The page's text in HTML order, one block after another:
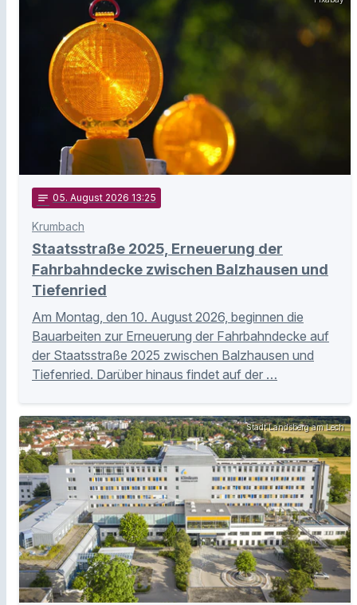
notes 05. August 2026 13:25
Krumbach
Staatsstraße 2025, Erneuerung der
Fahrbahndecke zwischen Balzhausen und
Tiefenried
Am Montag, den 10. August 2026, beginnen die
Bauarbeiten zur Erneuerung der Fahrbahndecke auf
der Staatsstraße 2025 zwischen Balzhausen und
Tiefenried. Darüber hinaus findet auf der …
Stadt Landsberg am Lech